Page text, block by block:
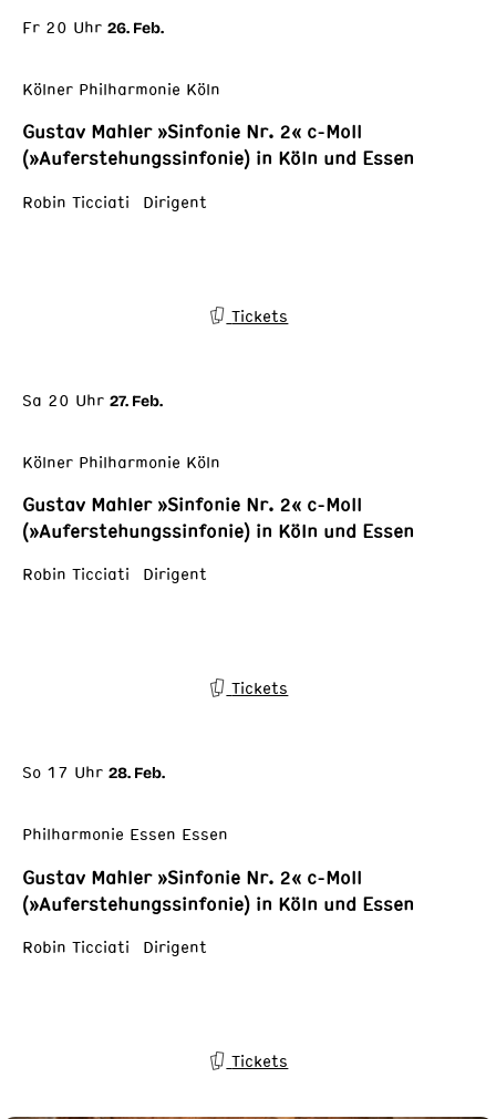
Fr 20 Uhr 26. Feb.
Kölner Philharmonie Köln
Gustav Mahler »Sinfonie Nr. 2« c-Moll
(»Auferstehungssinfonie) in Köln und Essen
Robin Ticciati Dirigent
Tickets
Sa 20 Uhr 27. Feb.
Kölner Philharmonie Köln
Gustav Mahler »Sinfonie Nr. 2« c-Moll
(»Auferstehungssinfonie) in Köln und Essen
Robin Ticciati Dirigent
Tickets
So 17 Uhr 28. Feb.
Philharmonie Essen Essen
Gustav Mahler »Sinfonie Nr. 2« c-Moll
(»Auferstehungssinfonie) in Köln und Essen
Robin Ticciati Dirigent
Tickets